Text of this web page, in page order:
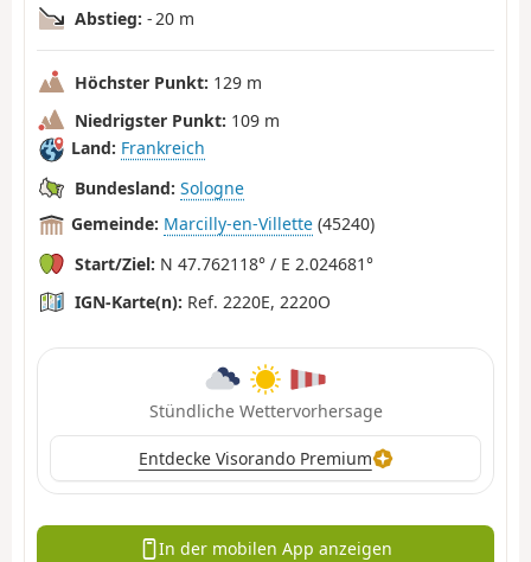
Abstieg: - 20 m
Höchster Punkt: 129 m
Niedrigster Punkt: 109 m
Land: Frankreich
Bundesland: Sologne
Gemeinde: Marcilly-en-Villette (45240)
Start/Ziel: N 47.762118° / E 2.024681°
IGN-Karte(n): Ref. 2220E, 2220O
Stündliche Wettervorhersage
Entdecke Visorando Premium
In der mobilen App anzeigen